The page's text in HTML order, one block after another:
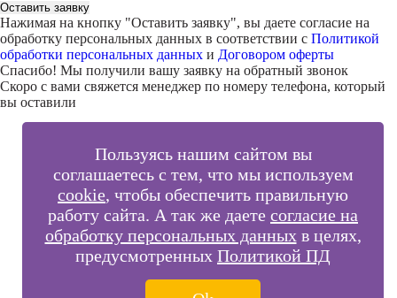
Пользуясь нашим сайтом вы
соглашаетесь с тем, что мы используем
cookie, чтобы обеспечить правильную
работу сайта. А так же даете согласие на
обработку персональных данныхв целях,
предусмотренных Политикой ПД
Оставить заявку
Нажимая на кнопку "Оставить заявку", вы даете согласие на
обработку персональных данных в соответствии с Политикой
обработки персональных данных и Договором оферты
Спасибо! Мы получили вашу заявку на обратный звонок
Скоро с вами свяжется менеджер по номеру телефона, который
вы оставили